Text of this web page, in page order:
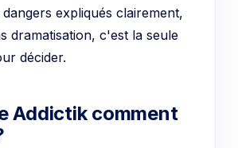
expliqués clairement,
dramatisation, c'est la seule
décider.
Addictik comment